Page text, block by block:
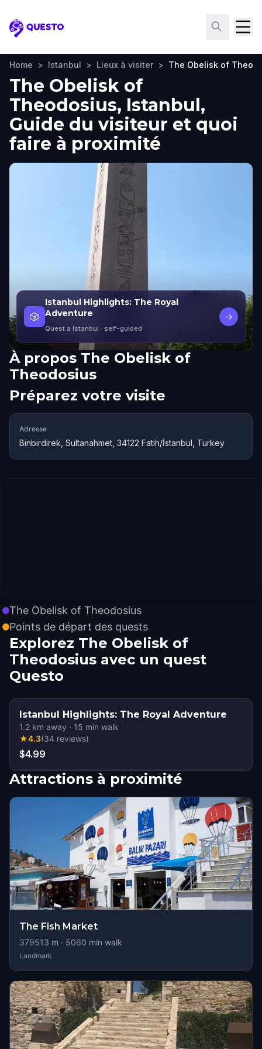
Questo
Home > Istanbul > Lieux à visiter > The Obelisk of
The Obelisk of
Theodosius, Istanbul,
Guide du visiteur et quoi
faire à proximité
🎲
Istanbul Highlights: The Royal
Adventure
Quest a Istanbul · self-guided
→
À propos The Obelisk of
Theodosius
Préparez votre visite
Adresse
Binbirdirek, Sultanahmet, 34122 Fatih/İstanbul, Turkey
The Obelisk of Theodosius
Points de départ des quests
Explorez The Obelisk of
Theodosius avec un quest
Questo
Istanbul Highlights: The Royal Adventure
1.2 km away · 15 min walk
★4.3(34 reviews)
$4.99
Attractions à proximité
The Fish Market
379513 m · 5060 min walk
Landmark